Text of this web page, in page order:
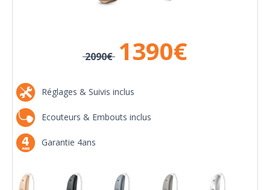
2090€ 1390€
Réglages & Suivis inclus
Ecouteurs & Embouts inclus
Garantie 4ans